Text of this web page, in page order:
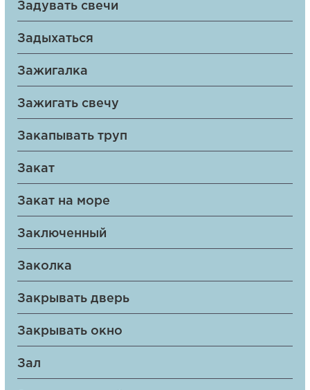
Задувать свечи
Задыхаться
Зажигалка
Зажигать свечу
Закапывать труп
Закат
Закат на море
Заключенный
Заколка
Закрывать дверь
Закрывать окно
Зал